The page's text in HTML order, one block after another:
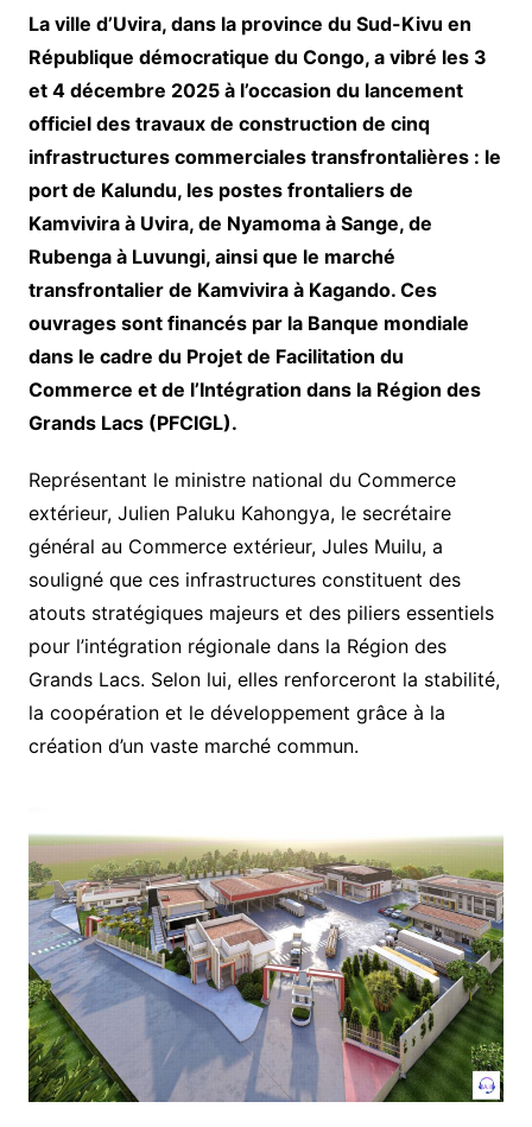
La ville d’Uvira, dans la province du Sud-Kivu en
République démocratique du Congo, a vibré les 3
et 4 décembre 2025 à l’occasion du lancement
officiel des travaux de construction de cinq
infrastructures commerciales transfrontalières : le
port de Kalundu, les postes frontaliers de
Kamvivira à Uvira, de Nyamoma à Sange, de
Rubenga à Luvungi, ainsi que le marché
transfrontalier de Kamvivira à Kagando. Ces
ouvrages sont financés par la Banque mondiale
dans le cadre du Projet de Facilitation du
Commerce et de l’Intégration dans la Région des
Grands Lacs (PFCIGL).
Représentant le ministre national du Commerce
extérieur, Julien Paluku Kahongya, le secrétaire
général au Commerce extérieur, Jules Muilu, a
souligné que ces infrastructures constituent des
atouts stratégiques majeurs et des piliers essentiels
pour l’intégration régionale dans la Région des
Grands Lacs. Selon lui, elles renforceront la stabilité,
la coopération et le développement grâce à la
création d’un vaste marché commun.